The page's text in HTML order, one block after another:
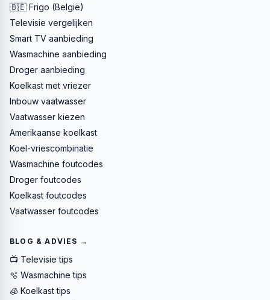
🇧🇪 Frigo (België)
Televisie vergelijken
Smart TV aanbieding
Wasmachine aanbieding
Droger aanbieding
Koelkast met vriezer
Inbouw vaatwasser
Vaatwasser kiezen
Amerikaanse koelkast
Koel-vriescombinatie
Wasmachine foutcodes
Droger foutcodes
Koelkast foutcodes
Vaatwasser foutcodes
BLOG & ADVIES →
📺 Televisie tips
🫧 Wasmachine tips
🧊 Koelkast tips